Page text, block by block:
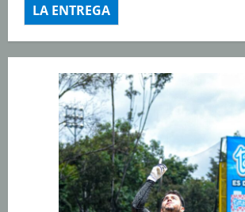
LA ENTREGA